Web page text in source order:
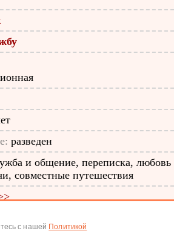
разведен
и общение, переписка, любовь
совместные путешествия
с нашей Политикой